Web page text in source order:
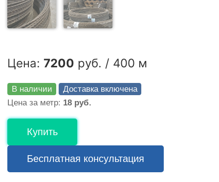
Цена: 7200 руб. / 400 м
В наличии
Доставка включена
Цена за метр: 18 руб.
Купить
Бесплатная консультация